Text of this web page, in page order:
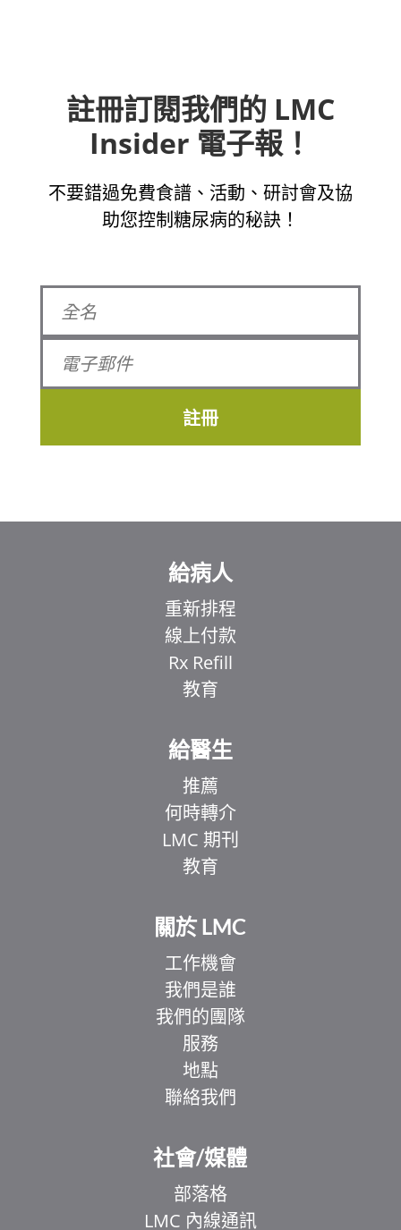
註冊訂閱我們的 LMC
Insider 電子報！
不要錯過免費食譜、活動、研討會及協
助您控制糖尿病的秘訣！
註冊
給病人
重新排程
線上付款
Rx Refill
教育
給醫生
推薦
何時轉介
LMC 期刊
教育
關於 LMC
工作機會
我們是誰
我們的團隊
服務
地點
聯絡我們
社會/媒體
部落格
LMC 內線通訊